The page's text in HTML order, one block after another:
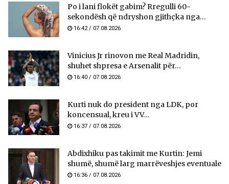
Po i lani flokët gabim? Rregulli 60-
sekondësh që ndryshon gjithçka nga...
16:42 / 07.08.2026
Vinicius Jr rinovon me Real Madridin,
shuhet shpresa e Arsenalit për...
16:40 / 07.08.2026
Kurti nuk do president nga LDK, por
koncensual, kreu i VV...
16:37 / 07.08.2026
Abdixhiku pas takimit me Kurtin: Jemi
shumë, shumë larg marrëveshjes eventuale
16:36 / 07.08.2026